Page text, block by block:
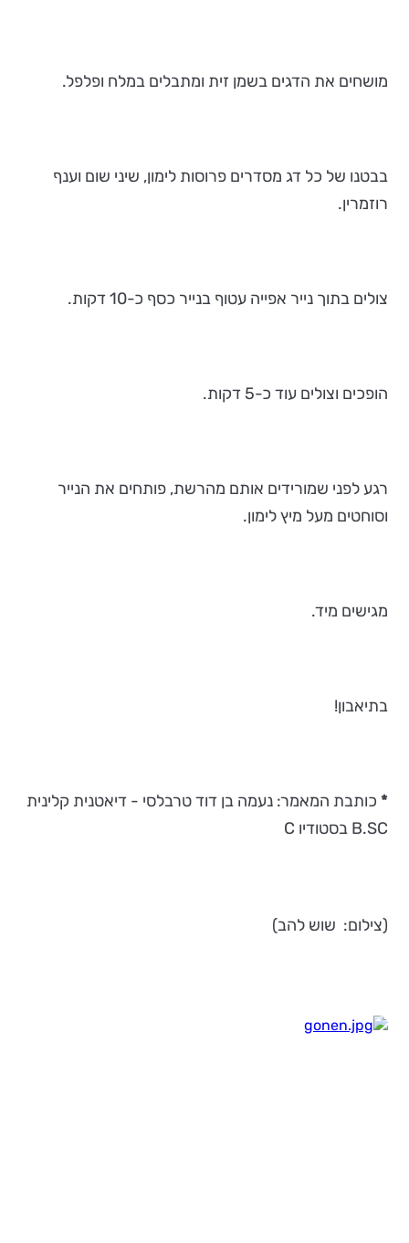
מושחים את הדגים בשמן זית ומתבלים במלח ופלפל.
בבטנו של כל דג מסדרים פרוסות לימון, שיני שום וענף
רוזמרין.
צולים בתוך נייר אפייה עטוף בנייר כסף כ-10 דקות.
הופכים וצולים עוד כ-5 דקות.
רגע לפני שמורידים אותם מהרשת, פותחים את הנייר
וסוחטים מעל מיץ לימון.
מגישים מיד.
בתיאבון!
* כותבת המאמר: נעמה בן דוד טרבלסי - דיאטנית קלינית
B.SC בסטודיו C
(צילום: שוש להב)